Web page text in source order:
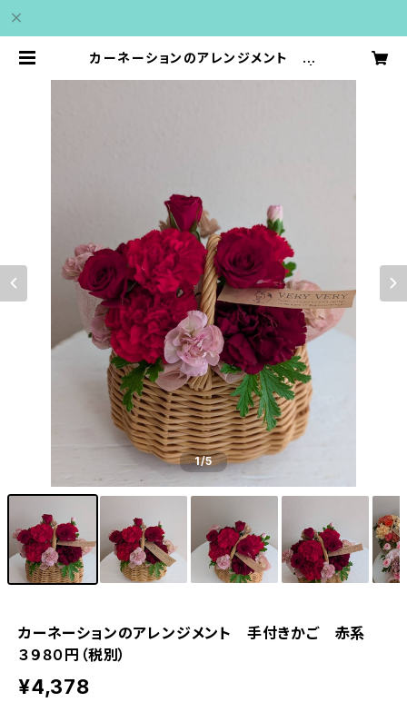
カーネーションのアレンジメント 手
1/5
カーネーションのアレンジメント 手付きかご 赤系
３９８０円（税別）
¥4,378